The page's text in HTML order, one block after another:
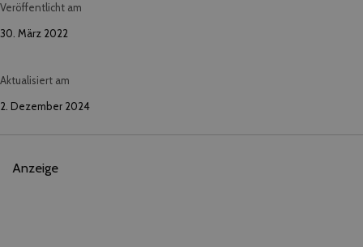
Veröffentlicht am
30. März 2022
Aktualisiert am
2. Dezember 2024
Anzeige